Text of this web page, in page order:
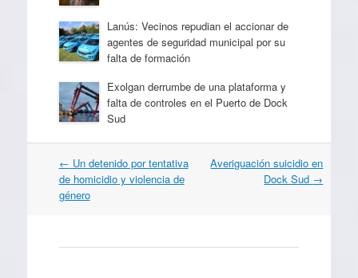
Lanús: Vecinos repudian el accionar de
agentes de seguridad municipal por su
falta de formación
Exolgan derrumbe de una plataforma y
falta de controles en el Puerto de Dock
Sud
Navegación
por
artículos
← Un detenido por tentativa
de homicidio y violencia de
género
Averiguación suicidio en
Dock Sud →